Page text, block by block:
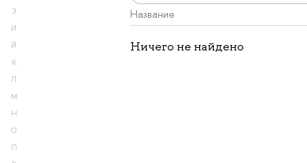
З
И
Й
К
Л
М
Н
О
П
Название
Ничего не найдено